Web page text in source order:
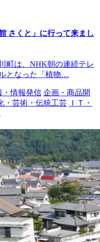
さくと」に行って来まし
町は、NHK朝の連続テレ
となった「植物…
・情報発信 企画・商品開
・芸術・伝統工芸
ＩＴ・